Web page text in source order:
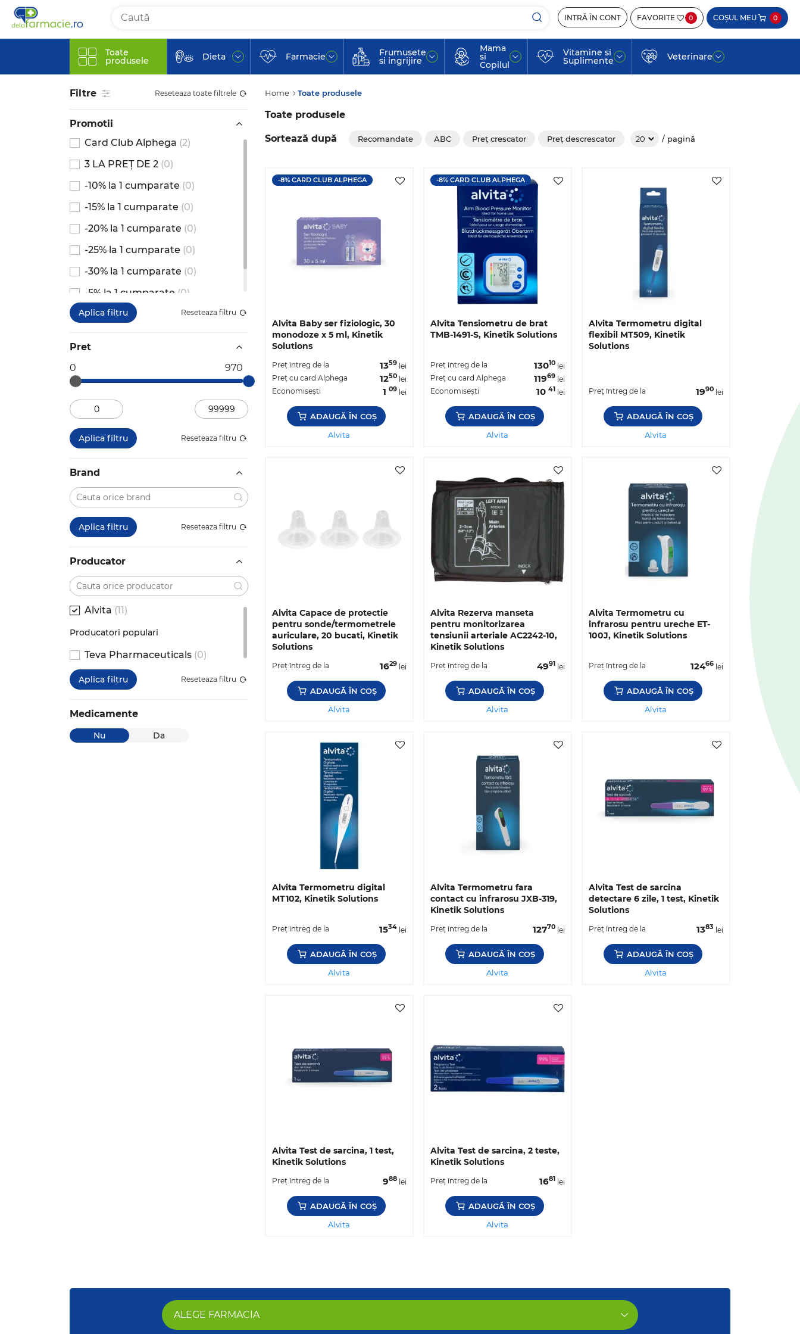
INTRĂ ÎN CONT FAVORITE 0 COȘUL MEU 0
Toate
produsele Dieta Farmacie Frumusete
si ingrijire
Mama
si
Copilul
Vitamine si
Suplimente Veterinare
Filtre Reseteaza toate filtrele
Promotii
Card Club Alphega (2)
3 LA PREȚ DE 2 (0)
-10% la 1 cumparate (0)
-15% la 1 cumparate (0)
-20% la 1 cumparate (0)
-25% la 1 cumparate (0)
-30% la 1 cumparate (0)
-5% la 1 cumparate (0)
-25% la 2 cumparate(0)
Aplica filtru Reseteaza filtru
Pret
0
970
Aplica filtru Reseteaza filtru
Brand
Aplica filtru Reseteaza filtru
Producator
Alvita (11)
Producatori populari
Teva Pharmaceuticals (0)
Aplica filtru Reseteaza filtru
Medicamente
Nu Da
Home Toate produsele
Toate produsele
Sortează după Recomandate ABC Preț crescator Preț descrescator / pagină
-8% CARD CLUB ALPHEGA
Alvita Baby ser fiziologic, 30
monodoze x 5 ml, Kinetik
Solutions
Preț întreg de la 1359lei
Preț cu card Alphega
1250lei
Economisești
1 09lei
ADAUGĂ ÎN COȘ
Alvita
-8% CARD CLUB ALPHEGA
Alvita Tensiometru de brat
TMB-1491-S, Kinetik Solutions
Preț întreg de la 13010lei
Preț cu card Alphega
11969lei
Economisești
10 41lei
ADAUGĂ ÎN COȘ
Alvita
Alvita Termometru digital
flexibil MT509, Kinetik
Solutions
Preț întreg de la 1990lei
ADAUGĂ ÎN COȘ
Alvita
Alvita Capace de protectie
pentru sonde/termometrele
auriculare, 20 bucati, Kinetik
Solutions
Preț întreg de la 1629lei
ADAUGĂ ÎN COȘ
Alvita
Alvita Rezerva manseta
pentru monitorizarea
tensiunii arteriale AC2242-10,
Kinetik Solutions
Preț întreg de la 4991lei
ADAUGĂ ÎN COȘ
Alvita
Alvita Termometru cu
infrarosu pentru ureche ET-
100J, Kinetik Solutions
Preț întreg de la 12466lei
ADAUGĂ ÎN COȘ
Alvita
Alvita Termometru digital
MT102, Kinetik Solutions
Preț întreg de la 1534lei
ADAUGĂ ÎN COȘ
Alvita
Alvita Termometru fara
contact cu infrarosu JXB-319,
Kinetik Solutions
Preț întreg de la 12770lei
ADAUGĂ ÎN COȘ
Alvita
Alvita Test de sarcina
detectare 6 zile, 1 test, Kinetik
Solutions
Preț întreg de la 1383 lei
ADAUGĂ ÎN COȘ
Alvita
Alvita Test de sarcina, 1 test,
Kinetik Solutions
Preț întreg de la 988lei
ADAUGĂ ÎN COȘ
Alvita
Alvita Test de sarcina, 2 teste,
Kinetik Solutions
Preț întreg de la 1681lei
ADAUGĂ ÎN COȘ
Alvita
ALEGE FARMACIA